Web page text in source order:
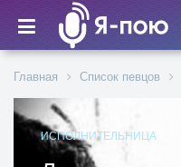
Главная Список певцов
ИСПОЛНИТЕЛЬНИЦА